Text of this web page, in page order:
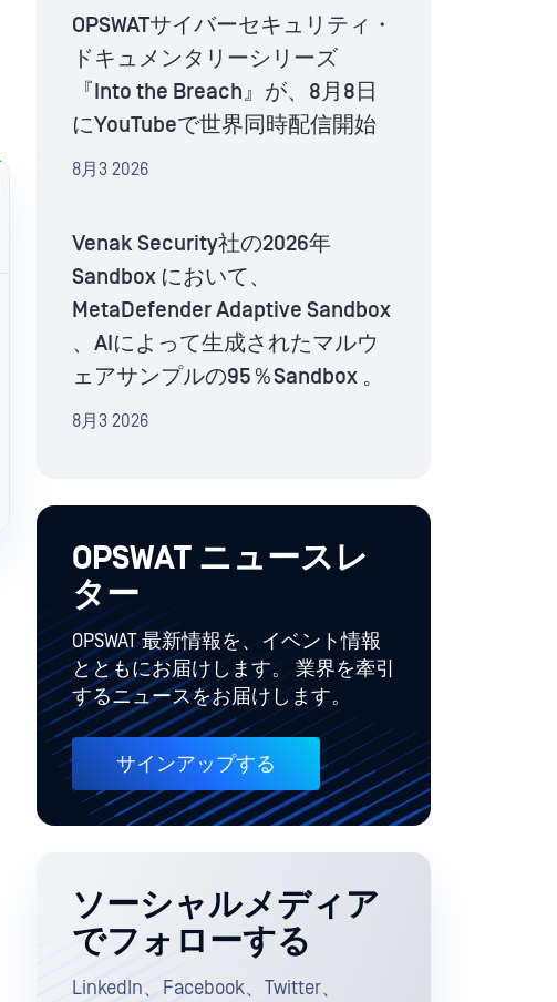
OPSWATサイバーセキュリティ・
ドキュメンタリーシリーズ
『Into the Breach』が、8月8日
にYouTubeで世界同時配信開始
8月3 2026
Venak Security社の2026年
Sandbox において、
MetaDefender Adaptive Sandbox
、AIによって生成されたマルウ
ェアサンプルの95％Sandbox 。
8月3 2026
OPSWAT ニュースレ
ター
OPSWAT 最新情報を、イベント情報
とともにお届けします。 業界を牽引
するニュースをお届けします。
サインアップする
ソーシャルメディア
でフォローする
LinkedIn、Facebook、Twitter、